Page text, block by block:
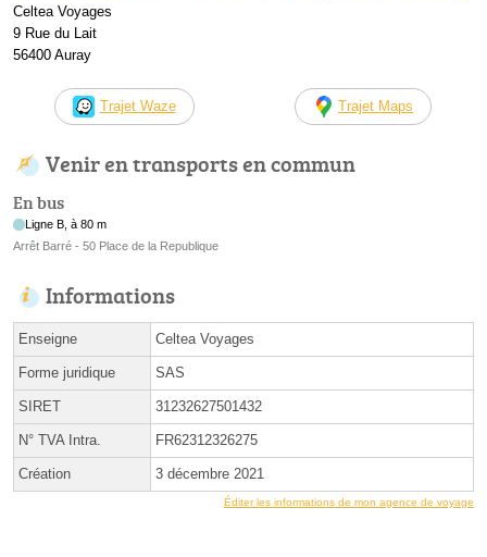
Celtea Voyages
9 Rue du Lait
56400 Auray
Trajet Waze Trajet Maps
Venir en transports en commun
En bus
Ligne B, à 80 m
Arrêt Barré - 50 Place de la Republique
Informations
Enseigne Celtea Voyages
Forme juridique SAS
SIRET 31232627501432
N° TVA Intra. FR62312326275
Création 3 décembre 2021
Éditer les informations de mon agence de voyage